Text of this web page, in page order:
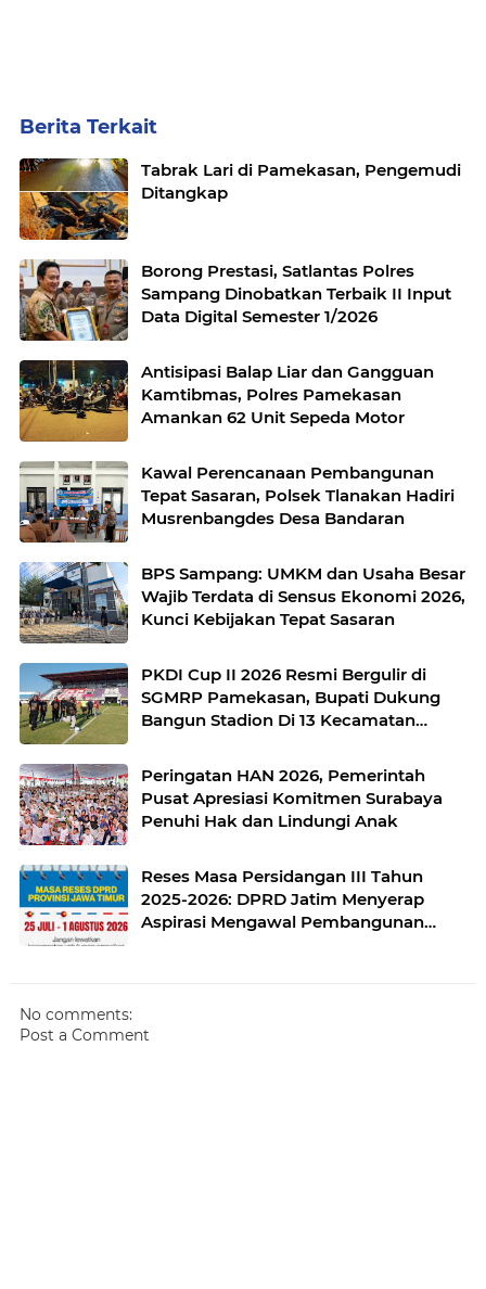
Berita Terkait
Tabrak Lari di Pamekasan, Pengemudi
Ditangkap
Borong Prestasi, Satlantas Polres
Sampang Dinobatkan Terbaik II Input
Data Digital Semester 1/2026
Antisipasi Balap Liar dan Gangguan
Kamtibmas, Polres Pamekasan
Amankan 62 Unit Sepeda Motor
Kawal Perencanaan Pembangunan
Tepat Sasaran, Polsek Tlanakan Hadiri
Musrenbangdes Desa Bandaran
BPS Sampang: UMKM dan Usaha Besar
Wajib Terdata di Sensus Ekonomi 2026,
Kunci Kebijakan Tepat Sasaran
PKDI Cup II 2026 Resmi Bergulir di
SGMRP Pamekasan, Bupati Dukung
Bangun Stadion Di 13 Kecamatan
Peringatan HAN 2026, Pemerintah
Pusat Apresiasi Komitmen Surabaya
Penuhi Hak dan Lindungi Anak
Reses Masa Persidangan III Tahun
2025-2026: DPRD Jatim Menyerap
Aspirasi Mengawal Pembangunan
No comments:
Post a Comment